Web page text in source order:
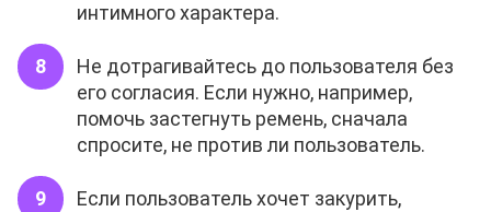
интимного характера.
Не дотрагивайтесь до пользователя без
его согласия. Если нужно, например,
помочь застегнуть ремень, сначала
спросите, не против ли пользователь.
Если пользователь хочет закурить,